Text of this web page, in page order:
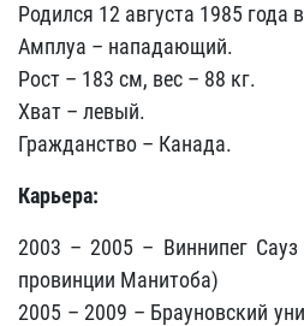
Родился 12 августа 1985 года
Амплуа – нападающий.
Рост – 183 см, вес – 88 кг.
Хват – левый.
Гражданство – Канада.
Карьера:
2003 – 2005 – Виннипег
провинции Манитоба)
2005 – 2009 – Брауновский